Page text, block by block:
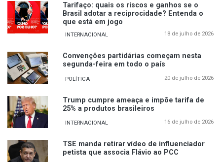
Tarifaço: quais os riscos e ganhos se o
Brasil adotar a reciprocidade? Entenda o
que está em jogo
INTERNACIONAL 18 de julho de 2026
Convenções partidárias começam nesta
segunda-feira em todo o país
POLÍTICA 20 de julho de 2026
Trump cumpre ameaça e impõe tarifa de
25% a produtos brasileiros
INTERNACIONAL 16 de julho de 2026
TSE manda retirar vídeo de influenciador
petista que associa Flávio ao PCC